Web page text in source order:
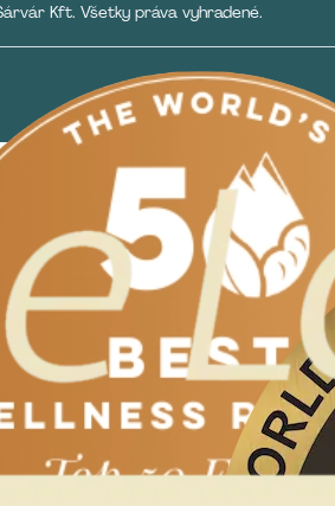
Kft. Všetky práva vyhradené.